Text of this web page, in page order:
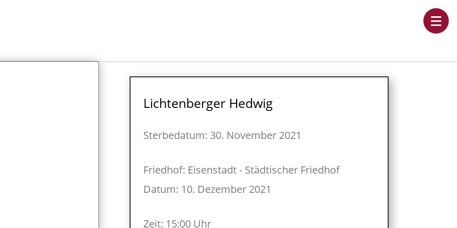
Lichtenberger Hedwig
Sterbedatum: 30. November 2021
Friedhof: Eisenstadt - Städtischer Friedhof
Datum: 10. Dezember 2021
Zeit: 15:00 Uhr